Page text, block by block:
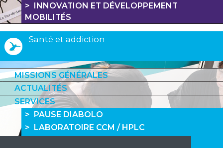
INNOVATION ET DÉVELOPPEMENT
MOBILITÉS
Santé et addiction
MISSIONS GÉNÉRALES
ACTUALITÉS
SERVICES
PAUSE DIABOLO
LABORATOIRE CCM / HPLC